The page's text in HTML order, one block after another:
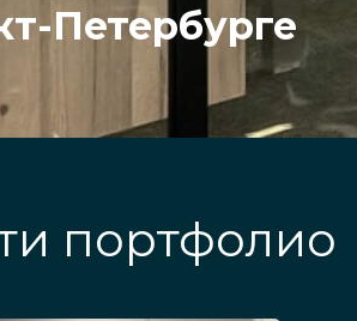
Петербурге
портфолио